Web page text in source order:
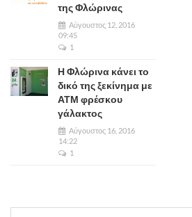
της Φλώρινας
Αύγουστος 12, 2016
09:45
1
Η Φλώρινα κάνει το
δικό της ξεκίνημα με
ΑΤΜ φρέσκου
γάλακτος
Αύγουστος 16, 2016
14:22
1